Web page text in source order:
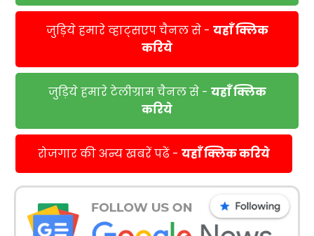
जुड़िये हमारे व्हाट्सएप चैनल से - यहाँ क्लिक
करिये
जुड़िये हमारे टेलीग्राम चैनल से - यहाँ क्लिक
करिये
रोजगार की अन्य खबरें पढें - यहाँ क्लिक करिये